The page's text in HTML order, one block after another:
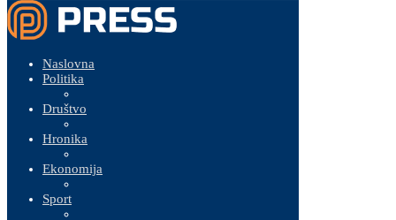
Naslovna
Politika
Društvo
Hronika
Ekonomija
Sport